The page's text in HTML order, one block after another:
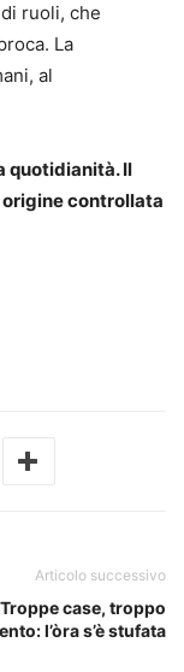
ruoli, che
La
al
quotidianità. Il
origine controllata
Articolo successivo
Troppe case, troppo
l’òra s’è stufata